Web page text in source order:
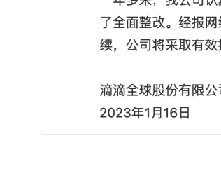
processing-混合事务和分析处理